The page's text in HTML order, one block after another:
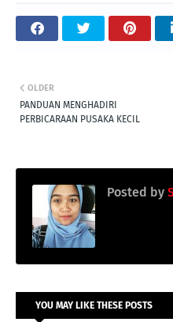
OLDER
PANDUAN MENGHADIRI
PERBICARAAN PUSAKA KECIL
Posted by
YOU MAY LIKE THESE POSTS